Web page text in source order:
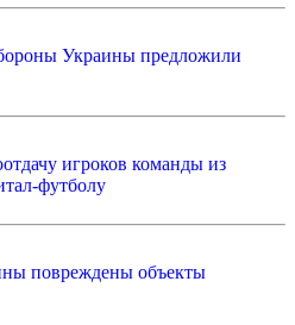
Украины предложили
игроков команды из
футболу
повреждены объекты